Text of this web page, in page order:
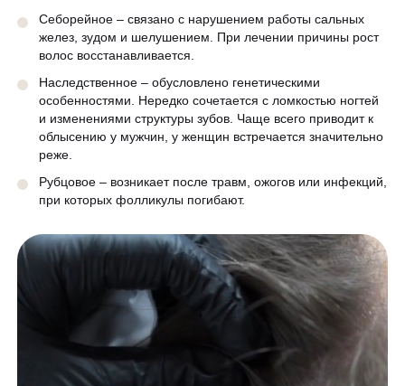
Себорейное – связано с нарушением работы сальных
желез, зудом и шелушением. При лечении причины рост
волос восстанавливается.
Наследственное – обусловлено генетическими
особенностями. Нередко сочетается с ломкостью ногтей
и изменениями структуры зубов. Чаще всего приводит к
облысению у мужчин, у женщин встречается значительно
реже.
Рубцовое – возникает после травм, ожогов или инфекций,
при которых фолликулы погибают.